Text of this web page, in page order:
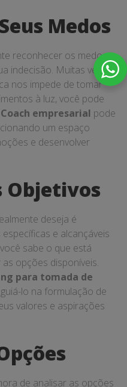
Medos
reconhecer os medos
indecisão. Muitas vezes,
nos impede de tomar
à luz, você pode
Coach empresarial pode
um espaço
e desenvolver
Objetivos
deseja é
e alcançáveis
sabe o que está
opções disponíveis.
para tomada de
lo na formulação de
valores e aspirações
de analisar as opções